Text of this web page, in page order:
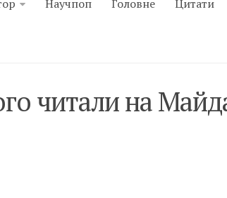
Научпоп Головне Цитати
читали на